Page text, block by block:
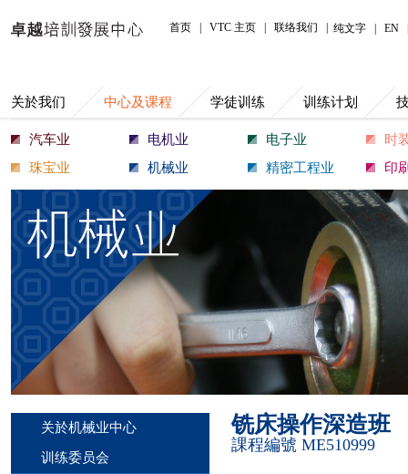
首页 VTC 主页 联络我们 纯文字 EN
关於我们 中心及课程 学徒训练 训练计划
中心及课程
汽车业 电机业 电子业
时
珠宝业
机械业 精密工程业 印
关於机械业中心
训练委员会
铣床操作深造班
課程編號 ME510999